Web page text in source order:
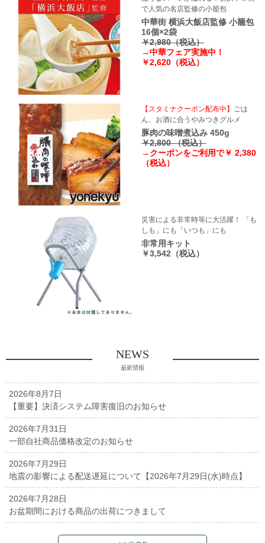
で人気の名店監修の小籠包
中華街 横浜大飯店監修 小籠包
16個×2袋
￥2,980（税込）
→中華フェア実施中！
￥2,620（税込）
【スタミナクーポン配布中】
ごは
ん、お酒に合うやみつきグルメ
豚肉の味噌煮込み 450g
￥2,800 （税込）
→クーポンをご利用で￥ 2,380
（税込）
災害による非常時等に大活躍！ 「も
しも」にも「いつも」にも
非常用キット
￥3,542（税込）
NEWS
最新情報
2026年8月7日
【重要】決済システム障害復旧のお知らせ
2026年7月31日
一部自社商品価格改定のお知らせ
2026年7月29日
地震の影響による配送遅延について【2026年7月29日(水)時点】
2026年7月28日
お盆期間における商品の出荷につきまして